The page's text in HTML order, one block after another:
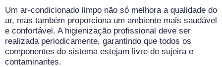
Um ar-condicionado limpo não só melhora a qualidade do
ar, mas também proporciona um ambiente mais saudável
e confortável. A higienização profissional deve ser
realizada periodicamente, garantindo que todos os
componentes do sistema estejam livre de sujeira e
contaminantes.